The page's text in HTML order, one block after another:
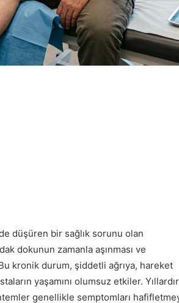
düşüren bir sağlık sorunu olan
dokunun zamanla aşınması ve
kronik durum, şiddetli ağrıya, hareket
yaşamını olumsuz etkiler. Yıllardır
genellikle semptomları